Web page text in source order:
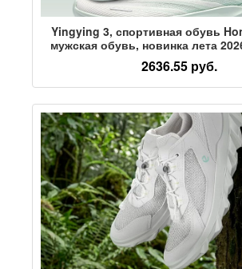
Yingying 3, спортивная обувь
мужская обувь, новинка лета
кроссовки из тонкой сетки с
2636.55 руб.